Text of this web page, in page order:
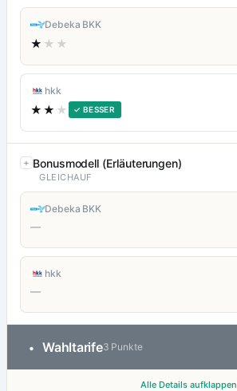
Debeka BKK
★ ★★
hkk
★★ ★ ✓ BESSER
Bonusmodell (Erläuterungen)
GLEICHAUF
Debeka BKK
—
hkk
—
• Wahltarife3 Punkte
Alle Details aufklappen